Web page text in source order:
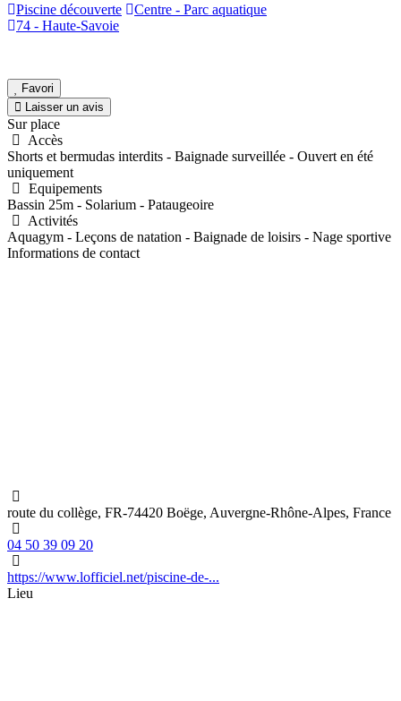
Piscine découverte
Centre - Parc aquatique
74 - Haute-Savoie
Favori
Laisser un avis
Sur place
Accès
Shorts et bermudas interdits - Baignade surveillée - Ouvert en été
uniquement
Equipements
Bassin 25m - Solarium - Pataugeoire
Activités
Aquagym - Leçons de natation - Baignade de loisirs - Nage sportive
Informations de contact
route du collège, FR-74420 Boëge, Auvergne-Rhône-Alpes, France
04 50 39 09 20
https://www.lofficiel.net/piscine-de-...
Lieu